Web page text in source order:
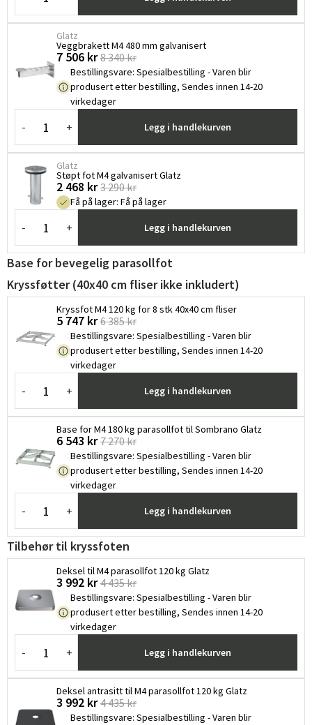
Sverige
Danmark
Norge
Suomi
Glatz
Veggbrakett M4 480 mm galvanisert
7 506 kr 8 340 kr
Bestillingsvare: Spesialbestilling - Varen blir
produsert etter bestilling, Sendes innen 14-20
virkedager
- + Legg i handlekurven
Glatz
Støpt fot M4 galvanisert Glatz
2 468 kr 3 290 kr
Få på lager: Få på lager
- + Legg i handlekurven
Base for bevegelig parasollfot
Kryssføtter (40x40 cm fliser ikke inkludert)
Kryssfot M4 120 kg for 8 stk 40x40 cm fliser
5 747 kr 6 385 kr
Bestillingsvare: Spesialbestilling - Varen blir
produsert etter bestilling, Sendes innen 14-20
virkedager
- + Legg i handlekurven
Base for M4 180 kg parasollfot til Sombrano Glatz
6 543 kr 7 270 kr
Bestillingsvare: Spesialbestilling - Varen blir
produsert etter bestilling, Sendes innen 14-20
virkedager
- + Legg i handlekurven
Tilbehør til kryssfoten
Deksel til M4 parasollfot 120 kg Glatz
3 992 kr 4 435 kr
Bestillingsvare: Spesialbestilling - Varen blir
produsert etter bestilling, Sendes innen 14-20
virkedager
- + Legg i handlekurven
Deksel antrasitt til M4 parasollfot 120 kg Glatz
3 992 kr 4 435 kr
Bestillingsvare: Spesialbestilling - Varen blir